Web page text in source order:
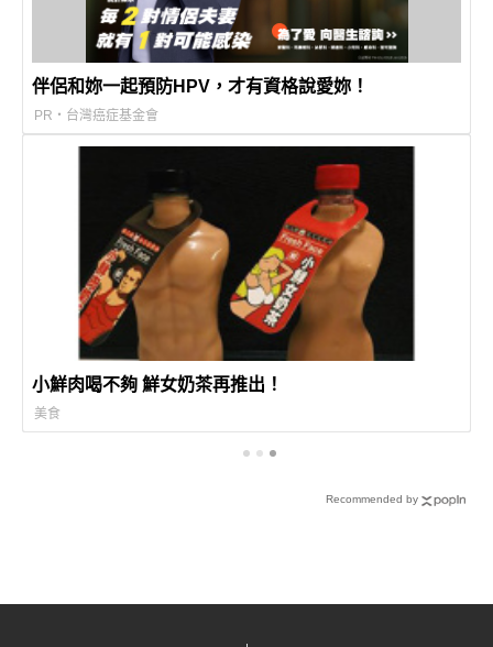
伴侶和妳一起預防HPV，才有資格說愛妳！
PR・台灣癌症基金會
小鮮肉喝不夠 鮮女奶茶再推出！
美食
Recommended by